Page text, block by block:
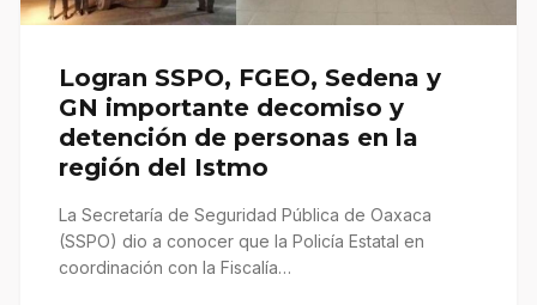
Logran SSPO, FGEO, Sedena y
GN importante decomiso y
detención de personas en la
región del Istmo
La Secretaría de Seguridad Pública de Oaxaca
(SSPO) dio a conocer que la Policía Estatal en
coordinación con la Fiscalía…